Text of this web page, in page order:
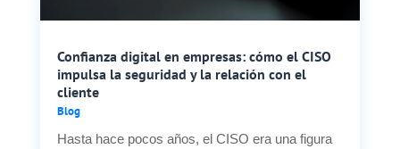
Confianza digital en empresas: cómo el CISO
impulsa la seguridad y la relación con el
cliente
Blog
Hasta hace pocos años, el CISO era una figura